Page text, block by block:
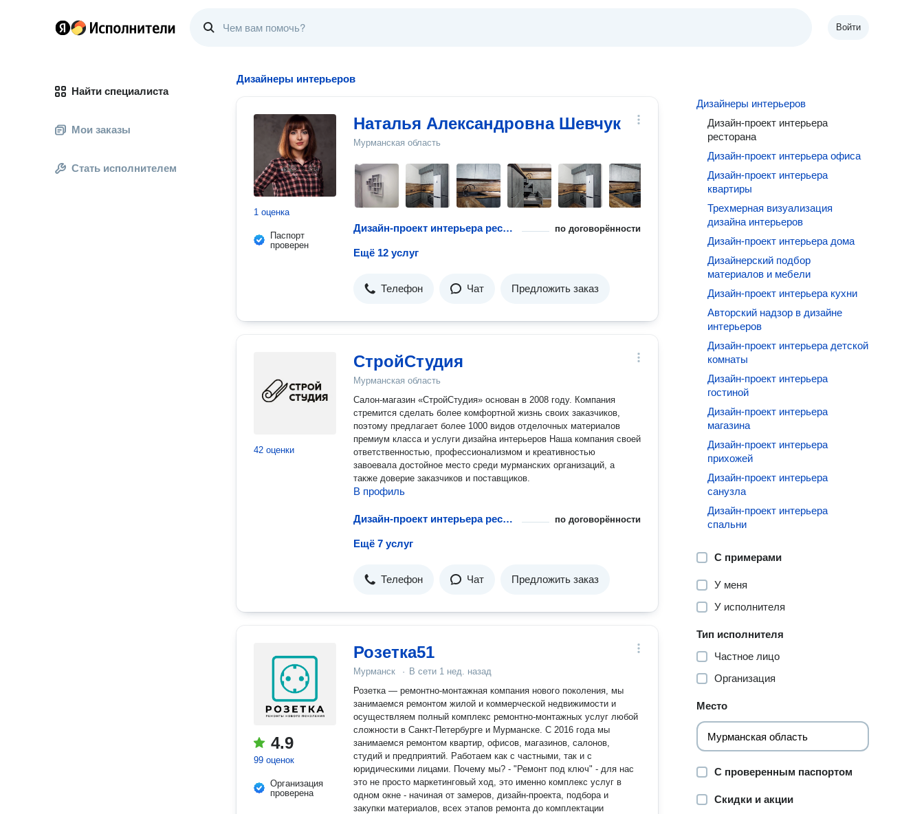
Войти
Найти специалиста
Мои заказы
Стать исполнителем
Дизайнеры интерьеров
1 оценка
Паспорт
проверен
Наталья Александровна Шевчук
Мурманская область
Дизайн-проект интерьера ресторана по договорённости
Ещё 12 услуг
Телефон Чат Предложить заказ
42 оценки
СтройСтудия
Мурманская область
Салон-магазин «СтройСтудия» основан в 2008 году. Компания
стремится сделать более комфортной жизнь своих заказчиков,
поэтому предлагает более 1000 видов отделочных материалов
премиум класса и услуги дизайна интерьеров Наша компания своей
ответственностью, профессионализмом и креативностью
завоевала достойное место среди мурманских организаций, а
также доверие заказчиков и поставщиков.
В профиль
Дизайн-проект интерьера ресторана по договорённости
Ещё 7 услуг
Телефон Чат Предложить заказ
4.9
99 оценок
Организация
проверена
Розетка51
Мурманск · В сети 1 нед. назад
Розетка — ремонтно-монтажная компания нового поколения, мы
занимаемся ремонтом жилой и коммерческой недвижимости и
осуществляем полный комплекс ремонтно-монтажных услуг любой
сложности в Санкт-Петербурге и Мурманске. С 2016 года мы
занимаемся ремонтом квартир, офисов, магазинов, салонов,
студий и предприятий. Работаем как с частными, так и с
юридическими лицами. Почему мы? - "Ремонт под ключ" - для нас
это не просто маркетинговый ход, это именно комплекс услуг в
одном окне - начиная от замеров, дизайн-проекта, подбора и
закупки материалов, всех этапов ремонта до комплектации
Дизайнеры интерьеров
Дизайн-проект интерьера
ресторана
Дизайн-проект интерьера офиса
Дизайн-проект интерьера
квартиры
Трехмерная визуализация
дизайна интерьеров
Дизайн-проект интерьера дома
Дизайнерский подбор
материалов и мебели
Дизайн-проект интерьера кухни
Авторский надзор в дизайне
интерьеров
Дизайн-проект интерьера детской
комнаты
Дизайн-проект интерьера
гостиной
Дизайн-проект интерьера
магазина
Дизайн-проект интерьера
прихожей
Дизайн-проект интерьера
санузла
Дизайн-проект интерьера
спальни
С примерами
У меня
У исполнителя
Тип исполнителя
Частное лицо
Организация
Место
С проверенным паспортом
Скидки и акции